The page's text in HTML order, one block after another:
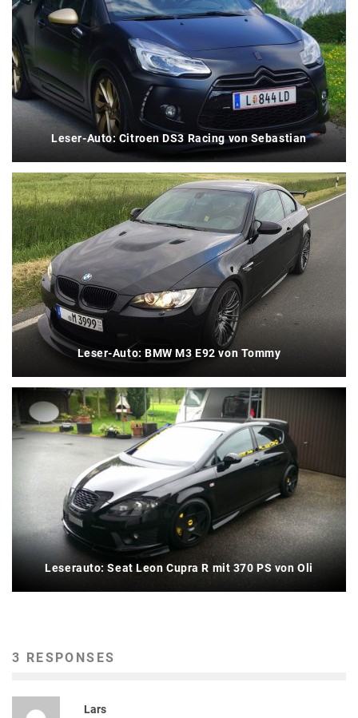
Leser-Auto: Citroen DS3 Racing von Sebastian
Leser-Auto: BMW M3 E92 von Tommy
Leserauto: Seat Leon Cupra R mit 370 PS von Oli
3 RESPONSES
Lars